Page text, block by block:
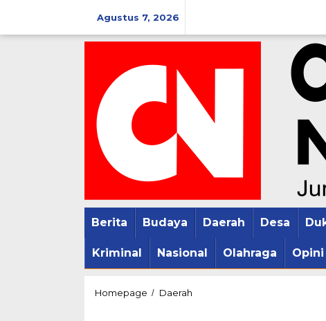
konten
Agustus 7, 2026
Berita Budaya Daerah Desa
Kriminal Nasional Olahraga Opini
Homepage / Daerah